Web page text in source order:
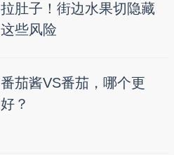
拉肚子！街边水果切隐藏
这些风险
番茄酱VS番茄，哪个更
好？